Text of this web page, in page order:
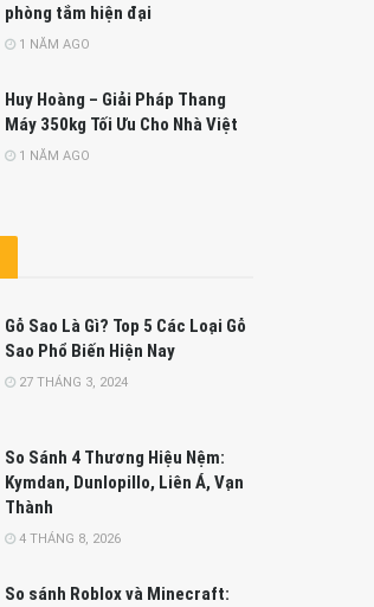
phòng tắm hiện đại
1 NĂM AGO
Huy Hoàng – Giải Pháp Thang
Máy 350kg Tối Ưu Cho Nhà Việt
1 NĂM AGO
Gỗ Sao Là Gì? Top 5 Các Loại Gỗ
Sao Phổ Biến Hiện Nay
27 THÁNG 3, 2024
So Sánh 4 Thương Hiệu Nệm:
Kymdan, Dunlopillo, Liên Á, Vạn
Thành
4 THÁNG 8, 2026
So sánh Roblox và Minecraft: